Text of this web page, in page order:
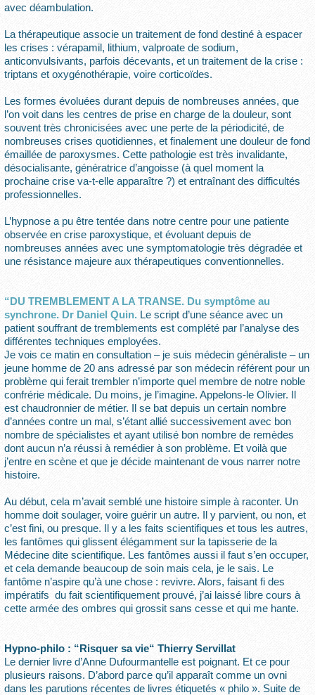
avec déambulation.
La thérapeutique associe un traitement de fond destiné à espacer
les crises : vérapamil, lithium, valproate de sodium,
anticonvulsivants, parfois décevants, et un traitement de la crise :
triptans et oxygénothérapie, voire corticoïdes.
Les formes évoluées durant depuis de nombreuses années, que
l’on voit dans les centres de prise en charge de la douleur, sont
souvent très chronicisées avec une perte de la périodicité, de
nombreuses crises quotidiennes, et finalement une douleur de fond
émaillée de paroxysmes. Cette pathologie est très invalidante,
désocialisante, génératrice d’angoisse (à quel moment la
prochaine crise va-t-elle apparaître ?) et entraînant des difficultés
professionnelles.
L’hypnose a pu être tentée dans notre centre pour une patiente
observée en crise paroxystique, et évoluant depuis de
nombreuses années avec une symptomatologie très dégradée et
une résistance majeure aux thérapeutiques conventionnelles.
“DU TREMBLEMENT A LA TRANSE. Du symptôme au
synchrone. Dr Daniel Quin. Le script d’une séance avec un
patient souffrant de tremblements est complété par l’analyse des
différentes techniques employées.
Je vois ce matin en consultation – je suis médecin généraliste – un
jeune homme de 20 ans adressé par son médecin référent pour un
problème qui ferait trembler n’importe quel membre de notre noble
confrérie médicale. Du moins, je l’imagine. Appelons-le Olivier. Il
est chaudronnier de métier. Il se bat depuis un certain nombre
d’années contre un mal, s’étant allié successivement avec bon
nombre de spécialistes et ayant utilisé bon nombre de remèdes
dont aucun n’a réussi à remédier à son problème. Et voilà que
j’entre en scène et que je décide maintenant de vous narrer notre
histoire.
Au début, cela m’avait semblé une histoire simple à raconter. Un
homme doit soulager, voire guérir un autre. Il y parvient, ou non, et
c’est fini, ou presque. Il y a les faits scientifiques et tous les autres,
les fantômes qui glissent élégamment sur la tapisserie de la
Médecine dite scientifique. Les fantômes aussi il faut s’en occuper,
et cela demande beaucoup de soin mais cela, je le sais. Le
fantôme n’aspire qu’à une chose : revivre. Alors, faisant fi des
impératifs du fait scientifiquement prouvé, j’ai laissé libre cours à
cette armée des ombres qui grossit sans cesse et qui me hante.
Hypno-philo : “Risquer sa vie“ Thierry Servillat
Le dernier livre d’Anne Dufourmantelle est poignant. Et ce pour
plusieurs raisons. D’abord parce qu’il apparaît comme un ovni
dans les parutions récentes de livres étiquetés « philo ». Suite de